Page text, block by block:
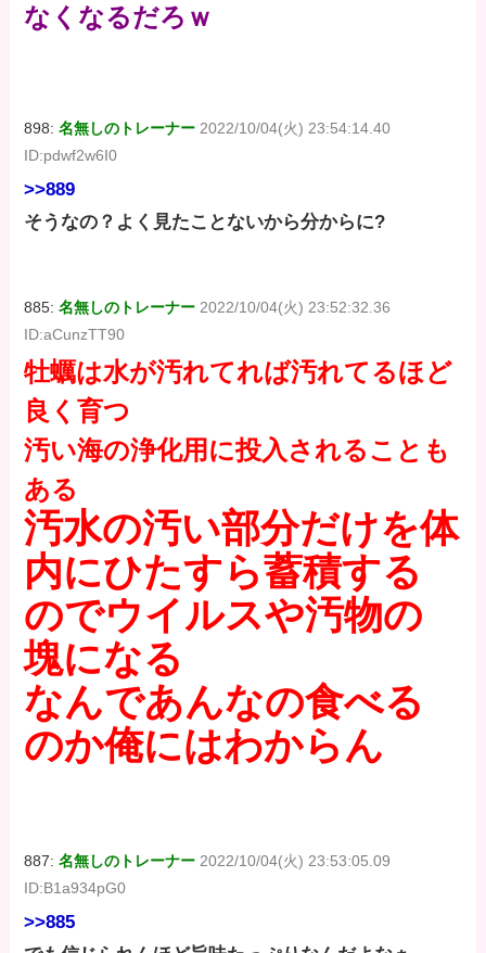
なくなるだろｗ
898:名無しのトレーナー 2022/10/04(火) 23:54:14.40
ID:pdwf2w6I0
>>889
そうなの？よく見たことないから分からに?
885:名無しのトレーナー 2022/10/04(火) 23:52:32.36
ID:aCunzTT90
牡蠣は水が汚れてれば汚れてるほど
良く育つ
汚い海の浄化用に投入されることも
ある
汚水の汚い部分だけを体
内にひたすら蓄積する
のでウイルスや汚物の
塊になる
なんであんなの食べる
のか俺にはわからん
887:名無しのトレーナー 2022/10/04(火) 23:53:05.09
ID:B1a934pG0
>>885